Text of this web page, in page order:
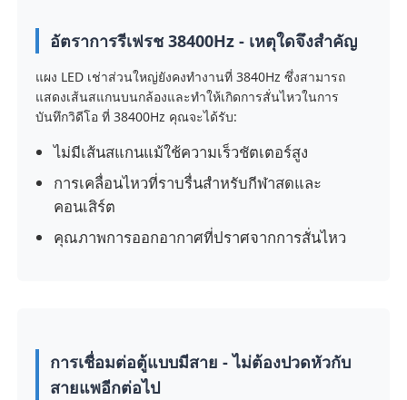
เกี่ยวกับเรา
ทัวร์โรงงาน
การควบคุมคุณภาพ
ข่าว
อัตราการรีเฟรช 38400Hz - เหตุใดจึงสำคัญ
แผง LED เช่าส่วนใหญ่ยังคงทำงานที่ 3840Hz ซึ่งสามารถ
แสดงเส้นสแกนบนกล้องและทำให้เกิดการสั่นไหวในการ
บันทึกวิดีโอ ที่ 38400Hz คุณจะได้รับ:
ไม่มีเส้นสแกนแม้ใช้ความเร็วชัตเตอร์สูง
การเคลื่อนไหวที่ราบรื่นสำหรับกีฬาสดและ
คอนเสิร์ต
คุณภาพการออกอากาศที่ปราศจากการสั่นไหว
การเชื่อมต่อตู้แบบมีสาย - ไม่ต้องปวดหัวกับ
สายแพอีกต่อไป